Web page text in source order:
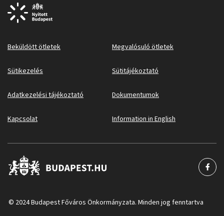
Beküldött ötletek Megvalósuló ötletek
Sütikezelés Sütitájékoztató
Adatkezelési tájékoztató Dokumentumok
Kapcsolat Information in English
© 2024 Budapest Főváros Önkormányzata. Minden jog fenntartva